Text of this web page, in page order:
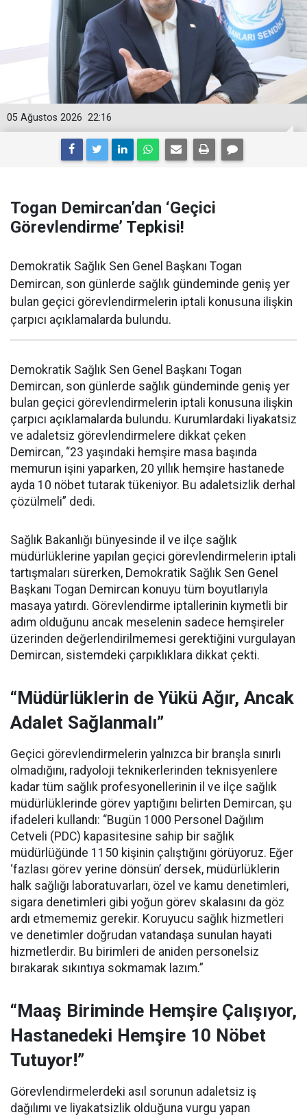
22:16
05 Ağustos 2026
Togan Demircan’dan ‘Geçici
Görevlendirme’ Tepkisi!
Demokratik Sağlık Sen Genel Başkanı Togan
Demircan, son günlerde sağlık gündeminde geniş yer
bulan geçici görevlendirmelerin iptali konusuna ilişkin
çarpıcı açıklamalarda bulundu.
Demokratik Sağlık Sen Genel Başkanı Togan
Demircan, son günlerde sağlık gündeminde geniş yer
bulan geçici görevlendirmelerin iptali konusuna ilişkin
çarpıcı açıklamalarda bulundu. Kurumlardaki liyakatsiz
ve adaletsiz görevlendirmelere dikkat çeken
Demircan, “23 yaşındaki hemşire masa başında
memurun işini yaparken, 20 yıllık hemşire hastanede
ayda 10 nöbet tutarak tükeniyor. Bu adaletsizlik derhal
çözülmeli” dedi.
Sağlık Bakanlığı bünyesinde il ve ilçe sağlık
müdürlüklerine yapılan geçici görevlendirmelerin iptali
tartışmaları sürerken, Demokratik Sağlık Sen Genel
Başkanı Togan Demircan konuyu tüm boyutlarıyla
masaya yatırdı. Görevlendirme iptallerinin kıymetli bir
adım olduğunu ancak meselenin sadece hemşireler
üzerinden değerlendirilmemesi gerektiğini vurgulayan
Demircan, sistemdeki çarpıklıklara dikkat çekti.
“Müdürlüklerin de Yükü Ağır, Ancak
Adalet Sağlanmalı”
Geçici görevlendirmelerin yalnızca bir branşla sınırlı
olmadığını, radyoloji teknikerlerinden teknisyenlere
kadar tüm sağlık profesyonellerinin il ve ilçe sağlık
müdürlüklerinde görev yaptığını belirten Demircan, şu
ifadeleri kullandı: “Bugün 1000 Personel Dağılım
Cetveli (PDC) kapasitesine sahip bir sağlık
müdürlüğünde 1150 kişinin çalıştığını görüyoruz. Eğer
‘fazlası görev yerine dönsün’ dersek, müdürlüklerin
halk sağlığı laboratuvarları, özel ve kamu denetimleri,
sigara denetimleri gibi yoğun görev skalasını da göz
ardı etmememiz gerekir. Koruyucu sağlık hizmetleri
ve denetimler doğrudan vatandaşa sunulan hayati
hizmetlerdir. Bu birimleri de aniden personelsiz
bırakarak sıkıntıya sokmamak lazım.”
“Maaş Biriminde Hemşire Çalışıyor,
Hastanedeki Hemşire 10 Nöbet
Tutuyor!”
Görevlendirmelerdeki asıl sorunun adaletsiz iş
dağılımı ve liyakatsizlik olduğuna vurgu yapan